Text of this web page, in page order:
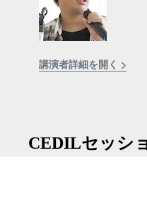
講演者詳細を開く >
CEDILセッシ